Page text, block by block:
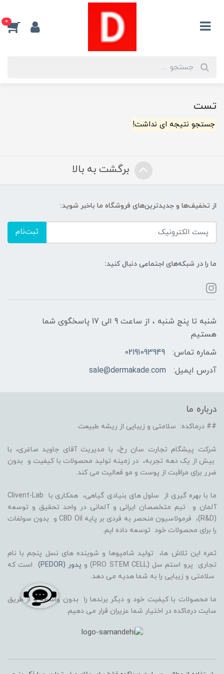
0
تست
جستجو نتیجه ای نداشت!
برگشت به بالا
از تخفیف‌ها و جدیدترین‌های فروشگاه ما باخبر شوید:
ثبت‌نام
ما را در شبکه‌های اجتماعی دنبال کنید:
شنبه تا پنج شنبه ، از ساعت 9 الی 17 پاسخگوی شما
هستیم
شماره تماس:
02191093949
آدرس ایمیل:
sale@dermakade.com
درباره ما
## درماکده: سلامتی و زیبایی از ریشه طبیعت
شرکت پیشگام تجارت سان رخ، با مدیریت آقای جاوید صاغری، با
بیش از یک دهه تجربه، در زمینه تولید محصولات با کیفیت و بدون
ضرر برای مراقبت از پوست و مو فعالیت می کند.
ما با بهره گیری از سلول های بنیادی گیاهی، همکاری با Clivent-Lab
آلمان و تیم متخصصان ایرانی و آلمانی در واحد تحقیق و توسعه
(R&D)، فرمولاسیون منحصر به فردی بر پایه CBD Oil و بدون سولفات
را برای محصولات خود توسعه داده ایم.
ثمره این تلاش ها، تولید شامپوها و شوینده های نسل پنجم با نام
تجاری پرو استم سل (PRO STEM CELL) و
پدور (PEDOR)
است که
سلامتی و زیبایی را به شما هدیه می دهد.
ما محصولات با کیفیت خود و دیگر برندها را بدون واسطه و از طریق
سایت درماکده در اختیار شما عزیران قرار می دهیم.